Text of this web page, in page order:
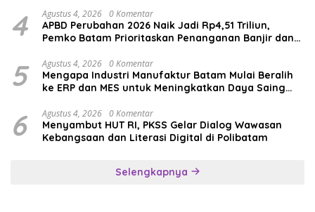
4 Agustus 4, 2026 0 Komentar
APBD Perubahan 2026 Naik Jadi Rp4,51 Triliun,
Pemko Batam Prioritaskan Penanganan Banjir dan
5 Agustus 4, 2026 0 Komentar
Mengapa Industri Manufaktur Batam Mulai Beralih
ke ERP dan MES untuk Meningkatkan Daya Saing
6 Agustus 4, 2026 0 Komentar
Menyambut HUT RI, PKSS Gelar Dialog Wawasan
Kebangsaan dan Literasi Digital di Polibatam
Selengkapnya